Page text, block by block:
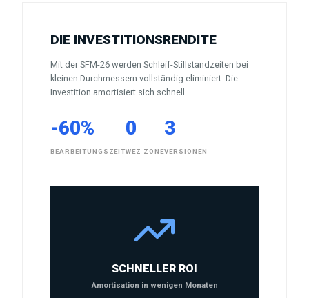
DIE INVESTITIONSRENDITE
Mit der SFM-26 werden Schleif-Stillstandzeiten bei
kleinen Durchmessern vollständig eliminiert. Die
Investition amortisiert sich schnell.
-60%
BEARBEITUNGSZEIT
0
WEZ ZONE
3
VERSIONEN
SCHNELLER ROI
Amortisation in wenigen Monaten